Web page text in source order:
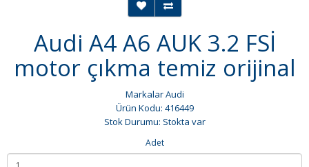
Audi A4 A6 AUK 3.2 FSİ
motor çıkma temiz orijinal
MarkalarAudi
Ürün Kodu: 416449
Stok Durumu: Stokta var
Adet